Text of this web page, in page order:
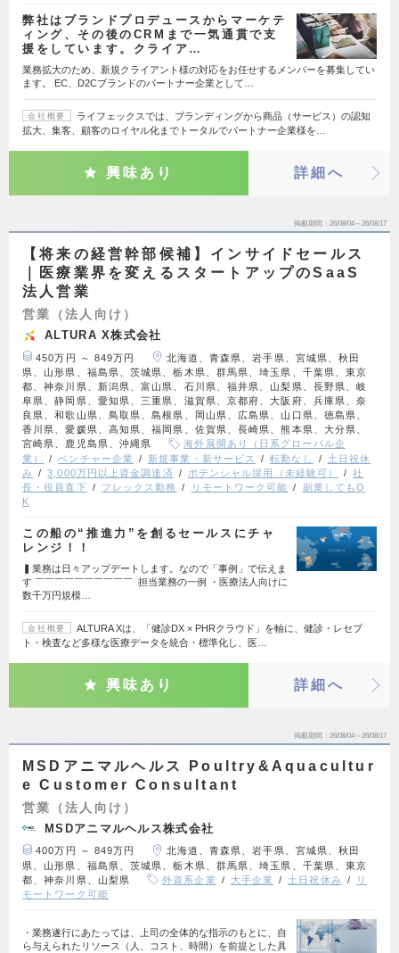
弊社はブランドプロデュースからマーケテ
ィング、その後のCRMまで一気通貫で支
援をしています。クライア…
業務拡大のため、新規クライアント様の対応をお任せするメンバーを募集してい
ます。 EC、D2Cブランドのパートナー企業として…
会社概要
ライフェックスでは、ブランディングから商品（サービス）の認知
拡大、集客、顧客のロイヤル化までトータルでパートナー企業様を…
興味あり 詳細へ
掲載期間 26/08/04～26/08/17
【将来の経営幹部候補】インサイドセールス
｜医療業界を変えるスタートアップのSaaS
法人営業
営業（法人向け）
ALTURA X株式会社
450万円 ～ 849万円
北海道、青森県、岩手県、宮城県、秋田
県、山形県、福島県、茨城県、栃木県、群馬県、埼玉県、千葉県、東京
都、神奈川県、新潟県、富山県、石川県、福井県、山梨県、長野県、岐
阜県、静岡県、愛知県、三重県、滋賀県、京都府、大阪府、兵庫県、奈
良県、和歌山県、鳥取県、島根県、岡山県、広島県、山口県、徳島県、
香川県、愛媛県、高知県、福岡県、佐賀県、長崎県、熊本県、大分県、
宮崎県、鹿児島県、沖縄県
海外展開あり（日系グローバル企
業）
ベンチャー企業 新規事業・新サービス 転勤なし
土日祝休
み
3,000万円以上資金調達済 ポテンシャル採用（未経験可）
社
長・役員直下
フレックス勤務 リモートワーク可能
副業してもO
K
この船の“推進力”を創るセールスにチャ
レンジ！！
▍業務は日々アップデートします。なので「事例」で伝えま
す ￣￣￣￣￣￣￣￣￣￣ 担当業務の一例 ・医療法人向けに
数千万円規模…
会社概要
ALTURA Xは、「健診DX × PHRクラウド」を軸に、健診・レセプ
ト・検査など多様な医療データを統合・標準化し、医…
興味あり 詳細へ
掲載期間 26/08/04～26/08/17
MSDアニマルヘルス Poultry&Aquacultur
e Customer Consultant
営業（法人向け）
MSDアニマルヘルス株式会社
400万円 ～ 849万円
北海道、青森県、岩手県、宮城県、秋田
県、山形県、福島県、茨城県、栃木県、群馬県、埼玉県、千葉県、東京
都、神奈川県、山梨県
外資系企業 大手企業 土日祝休み
リ
モートワーク可能
・業務遂行にあたっては、上司の全体的な指示のもとに、自
ら与えられたリソース（人、コスト、時間）を前提とした具